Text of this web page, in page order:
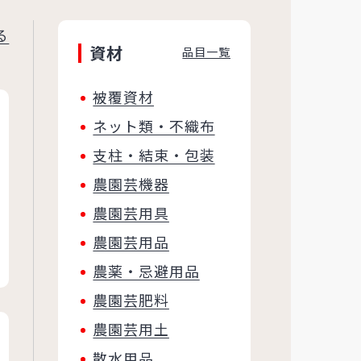
資材 品目一覧
被覆資材
ネット類・不織布
支柱・結束・包装
農園芸機器
農園芸用具
農園芸用品
農薬・忌避用品
農園芸肥料
農園芸用土